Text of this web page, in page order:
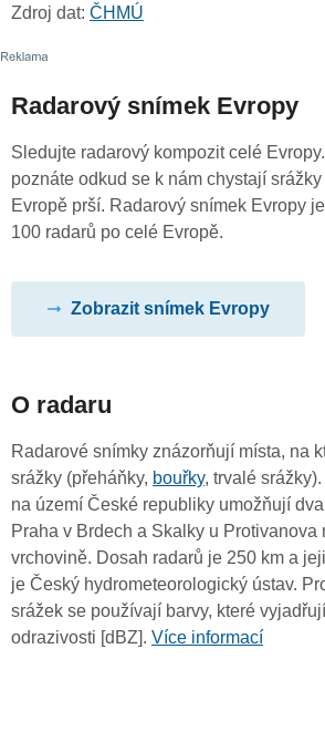
Zdroj dat: ČHMÚ
Radarový snímek Evropy
Sledujte radarový kompozit celé
poznáte odkud se k nám chystají
Evropě prší. Radarový snímek Evropy
100 radarů po celé Evropě.
Zobrazit snímek Evropy
O radaru
Radarové snímky znázorňují místa, na
srážky (přeháňky, bouřky, trvalé
na území České republiky umožňují
Praha v Brdech a Skalky u Protivanova
vrchovině. Dosah radarů je 250 km a
je Český hydrometeorologický ústav.
srážek se používají barvy, které
odrazivosti [dBZ]. Více informací